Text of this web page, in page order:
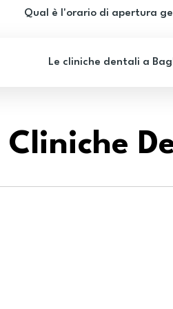
trattamento efficace,
Qual è l'orario di apertura
Le cliniche dentali a
Cliniche